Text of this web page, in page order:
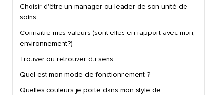
Choisir d'être un manager ou leader de son unité de
soins
Connaitre mes valeurs (sont-elles en rapport avec mon,
environnement?)
Trouver ou retrouver du sens
Quel est mon mode de fonctionnement ?
Quelles couleurs je porte dans mon style de